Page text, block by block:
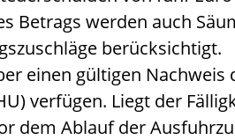
Betrags werden auch
berücksichtigt.
einen gültigen Nachweis
verfügen. Liegt der
dem Ablauf der Aus